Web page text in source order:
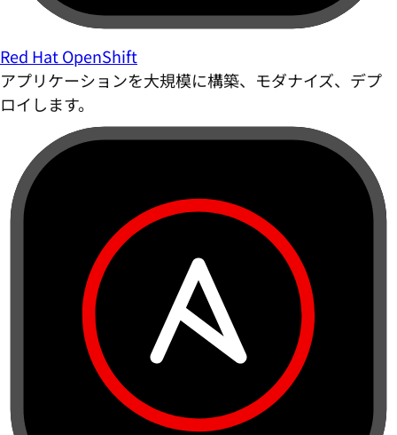
Red Hat OpenShift
アプリケーションを大規模に構築、モダナイズ、デプ
ロイします。